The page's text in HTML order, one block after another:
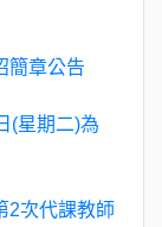
簡章公告
(星期二)為
2次代課教師